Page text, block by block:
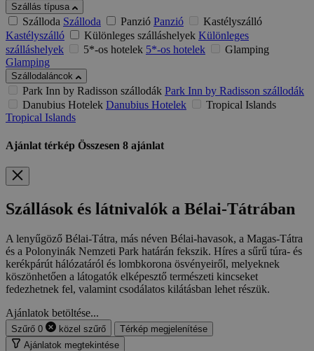
Szállás típusa
Szálloda Szálloda Panzió Panzió
Kastélyszálló
Kastélyszálló
Különleges szálláshelyek Különleges
szálláshelyek
5*-os hotelek 5*-os hotelek
Glamping
Glamping
Szállodaláncok
Park Inn by Radisson szállodák Park Inn by Radisson szállodák
Danubius Hotelek Danubius Hotelek
Tropical Islands
Tropical Islands
Ajánlat térkép Összesen 8 ajánlat
Szállások és látnivalók a Bélai-Tátrában
A lenyűgöző Bélai-Tátra, más néven Bélai-havasok, a Magas-Tátra
és a Polonyinák Nemzeti Park határán fekszik. Híres a sűrű túra- és
kerékpárút hálózatáról és lombkorona ösvényeiről, melyeknek
köszönhetően a látogatók elképesztő természeti kincseket
fedezhetnek fel, valamint csodálatos kilátásban lehet részük.
Ajánlatok betöltése...
Szűrő 0 közel szűrő
Térkép megjelenítése
Ajánlatok megtekintése